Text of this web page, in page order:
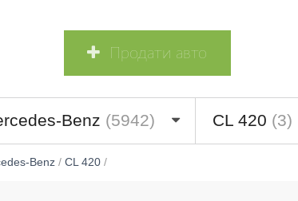
Продати авто
Benz (5942) CL 420 (3)
Benz/ CL 420/